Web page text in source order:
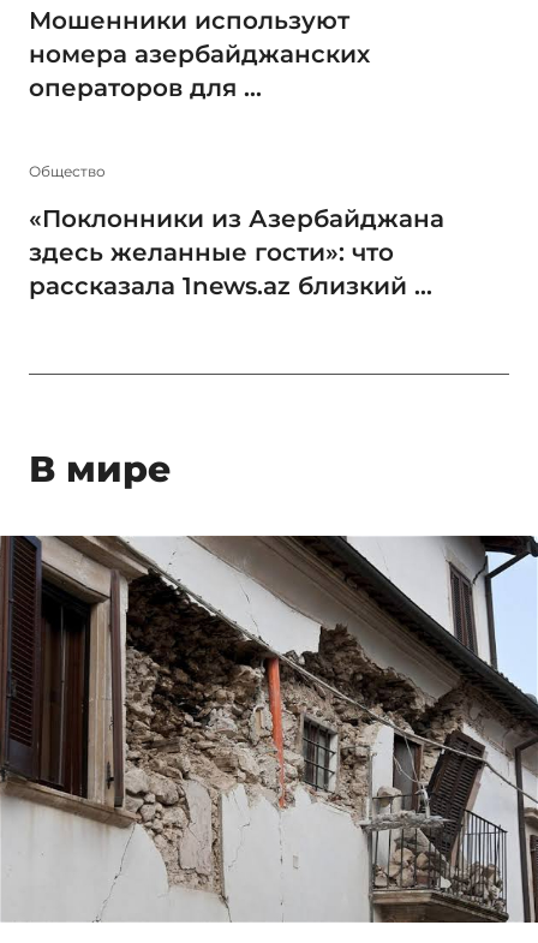
Мошенники используют
номера азербайджанских
операторов для ...
Общество
«Поклонники из Азербайджана
здесь желанные гости»: что
рассказала 1news.az близкий ...
В мире